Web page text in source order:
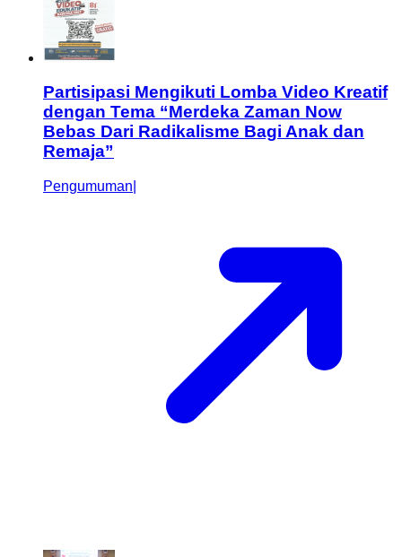
Partisipasi Mengikuti Lomba Video Kreatif
dengan Tema “Merdeka Zaman Now
Bebas Dari Radikalisme Bagi Anak dan
Remaja”
Pengumuman